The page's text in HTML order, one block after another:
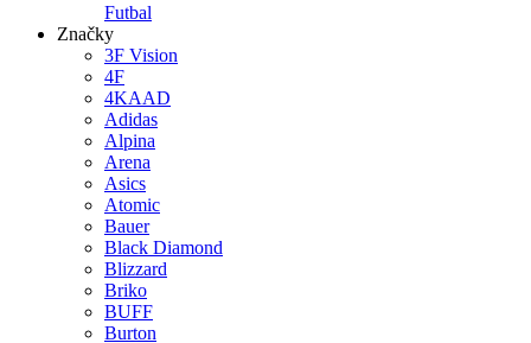
Futbal
Značky
3F Vision
4F
4KAAD
Adidas
Alpina
Arena
Asics
Atomic
Bauer
Black Diamond
Blizzard
Briko
BUFF
Burton